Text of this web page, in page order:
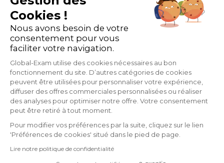
Découvrir Business
Découvrir Live, nos cours en visio
M'entraîner avec Exam
M'entraîner avec Business
M'entraîner avec General
Live - Cours en visio
Prise en main de l'espace Administrateur
Comment gérer et suivre mes apprenants ?
Mes outils
Ma formule
Optimisez votre expérience sur la plateforme
GlobalExam
22 avenue de Saint-Ouen,
75018 Paris, France
Copyright © 2026, GlobalExam
✅Dernière mise à jour :jeudi
18 juin 2026
Cookies !
Nous avons besoin de votre
consentement pour vous
faciliter votre navigation.
Global-Exam utilise des cookies nécessaires au bon
fonctionnement du site. D’autres catégories de cookies
peuvent être utilisées pour personnaliser votre expérience,
diffuser des offres commerciales personnalisées ou réaliser
des analyses pour optimiser notre offre. Votre consentement
peut être retiré à tout moment.
Pour modifier vos préférences par la suite, cliquez sur le lien
'Préférences de cookies' situé dans le pied de page.
Lire notre politique de confidentialité